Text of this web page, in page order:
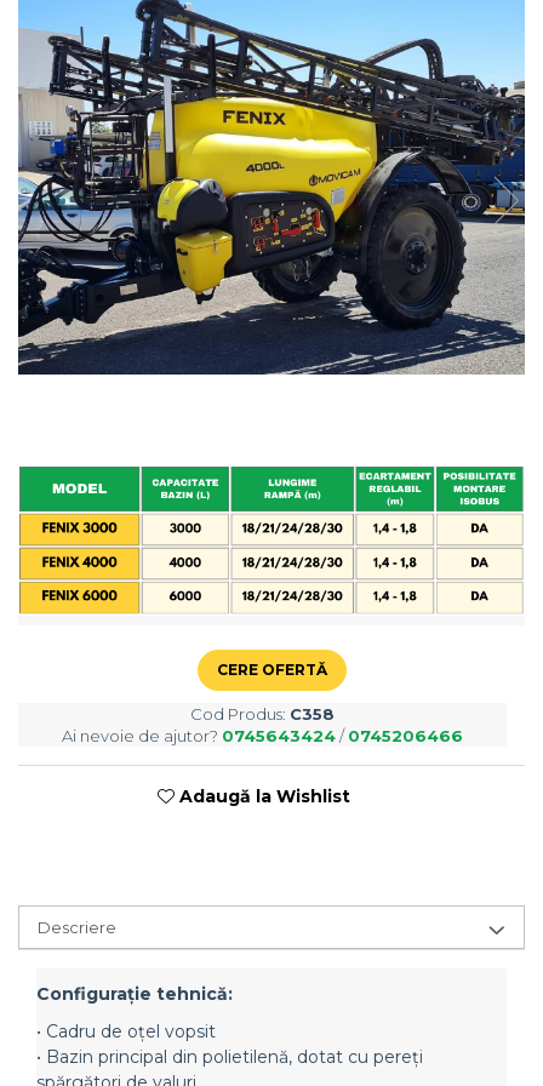
Maşini erbicidat
Mașini pentru săpat
Mașini Împrăștiat Amendamente
Mașini Împrăștiat Sare
Pluguri
Pluguri Reversibile
Pluguri Rotative
Prășitori
Remorci Agricole
Remorci Tehnologice
Remorci Transfer Cereale
Scarificatoare
Semănători
Semănători Prășitoare
Semănători Păioase
Tocătoare agricole
Utilaje pentru vii şi livezi
Utilaje Strip-Till (prelucrare în
CERE OFERTĂ
Cod Produs: C358
Ai nevoie de ajutor? 0745643424/0745206466
Adaugă la Wishlist
Descriere
Configuraţie tehnică:
• Cadru de oțel vopsit
• Bazin principal din polietilenă, dotat cu pereți